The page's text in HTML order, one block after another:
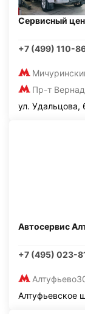
Сервисный
+7 (499) 110-
Пр-т
ул. Удальцова,
Автосервис
+7 (495) 023-
Алтуфьево
Алтуфьевское